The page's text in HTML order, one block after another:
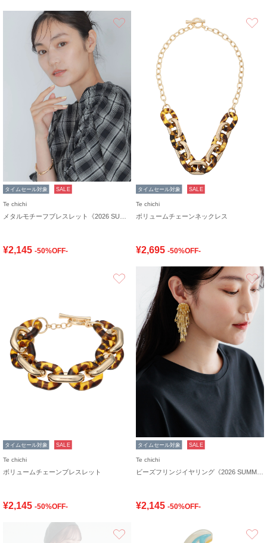
タイムセール対象 SALE
Te chichi
¥2,145 -50%OFF-
タイムセール対象 SALE
Te chichi
ボリュームチェーンネックレス
¥2,695 -50%OFF-
お気に入り
タイムセール対象 SALE
Te chichi
ボリュームチェーンブレスレット
¥2,145 -50%OFF-
タイムセール対象 SALE
Te chichi
¥2,145 -50%OFF-